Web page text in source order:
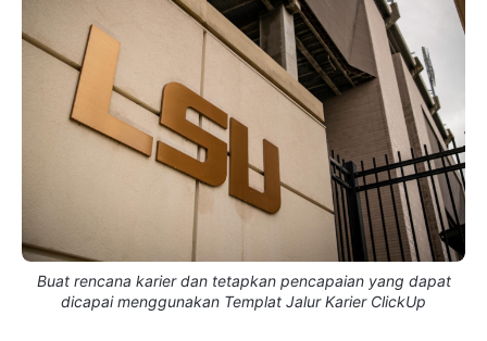
Buat rencana karier dan tetapkan pencapaian yang dapat
dicapai menggunakan Templat Jalur Karier ClickUp